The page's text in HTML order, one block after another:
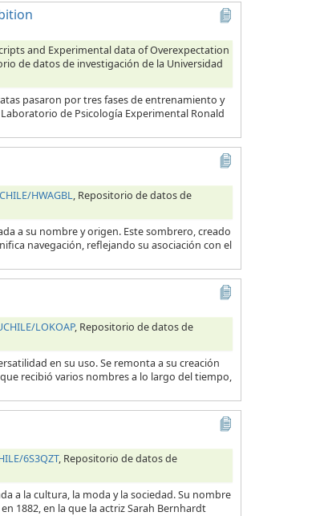
and Experimental data of Overexpectation
de datos de investigación de la Universidad
pasaron por tres fases de entrenamiento y
de Psicología Experimental Ronald
HWAGBL, Repositorio de datos de
a su nombre y origen. Este sombrero, creado
navegación, reflejando su asociación con el
LOKOAP, Repositorio de datos de
en su uso. Se remonta a su creación
recibió varios nombres a lo largo del tiempo,
6S3QZT, Repositorio de datos de
a la cultura, la moda y la sociedad. Su nombre
1882, en la que la actriz Sarah Bernhardt